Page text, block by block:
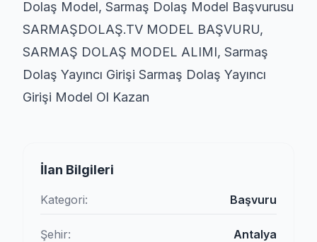
Dolaş Model, Sarmaş Dolaş Model Başvurusu
SARMAŞDOLAŞ.TV MODEL BAŞVURU,
SARMAŞ DOLAŞ MODEL ALIMI, Sarmaş
Dolaş Yayıncı Girişi Sarmaş Dolaş Yayıncı
Girişi Model Ol Kazan
İlan Bilgileri
Kategori: Başvuru
Şehir: Antalya